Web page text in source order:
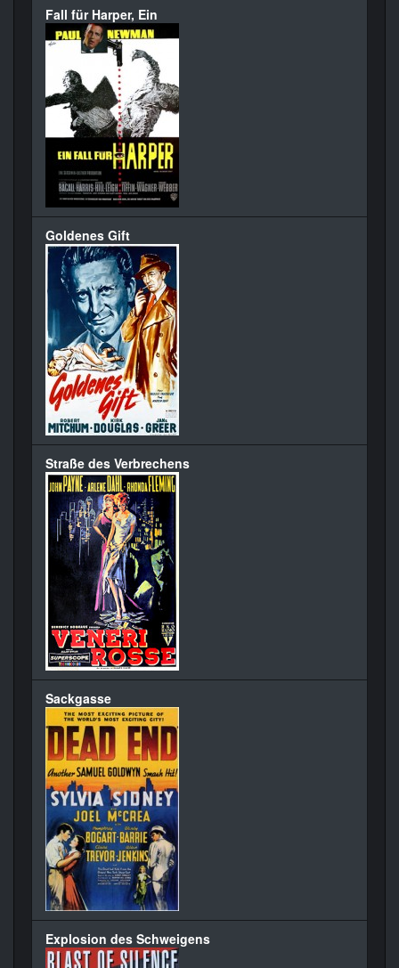
Fall für Harper, Ein
Goldenes Gift
Straße des Verbrechens
Sackgasse
Explosion des Schweigens